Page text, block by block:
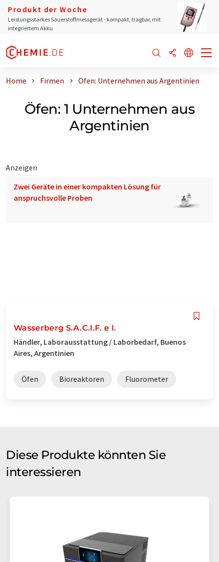
Produkt der Woche
Leistungsstarkes Sauerstoffmessgerät - kompakt, tragbar, mit
integriertem Akku
Home Firmen Öfen: Unternehmen aus Argentinien
Öfen: 1 Unternehmen aus
Argentinien
Anzeigen
Zwei Geräte in einer kompakten Lösung für
anspruchsvolle Proben
Wasserberg S.A.C.I.F. e I.
Händler, Laborausstattung / Laborbedarf, Buenos
Aires, Argentinien
Öfen Bioreaktoren Fluorometer
Diese Produkte könnten Sie
interessieren